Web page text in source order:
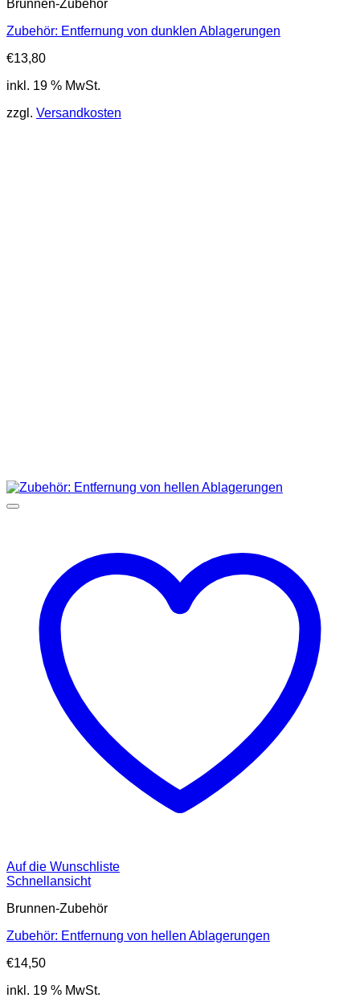
Brunnen-Zubehör
Zubehör: Entfernung von dunklen Ablagerungen
€13,80
inkl. 19 % MwSt.
zzgl. Versandkosten
Auf die Wunschliste
Schnellansicht
Brunnen-Zubehör
Zubehör: Entfernung von hellen Ablagerungen
€14,50
inkl. 19 % MwSt.